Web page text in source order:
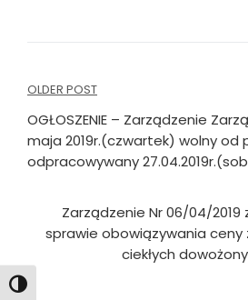
Toggle High Contrast
Nawigacja
wpisu
OLDER POST
OGŁOSZENIE – Zarządzenie
maja 2019r.(czwartek) wolny od
odpracowywany
Zarządzenie Nr 06/04/2019
sprawie obowiązywania ceny
ciekłych